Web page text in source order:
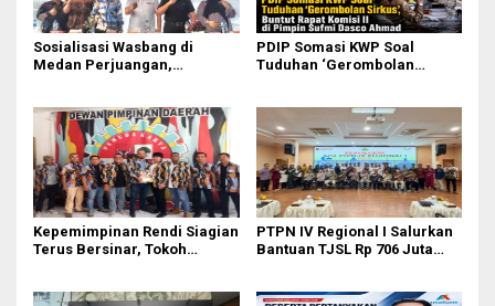
Sosialisasi Wasbang di
Medan Perjuangan,
Anak
PDIP Somasi KWP Soal
Tuduhan ‘Gerombolan
Kepemimpinan Rendi Siagian
Terus Bersinar, Tokoh
PTPN IV Regional I Salurkan
Bantuan TJSL Rp 706 Juta